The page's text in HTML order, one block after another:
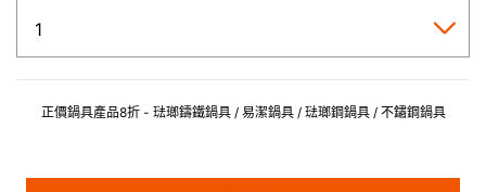
正價鍋具產品8折 - 琺瑯鑄鐵鍋具 / 易潔鍋具 / 琺瑯鋼鍋具 / 不鏽鋼鍋具